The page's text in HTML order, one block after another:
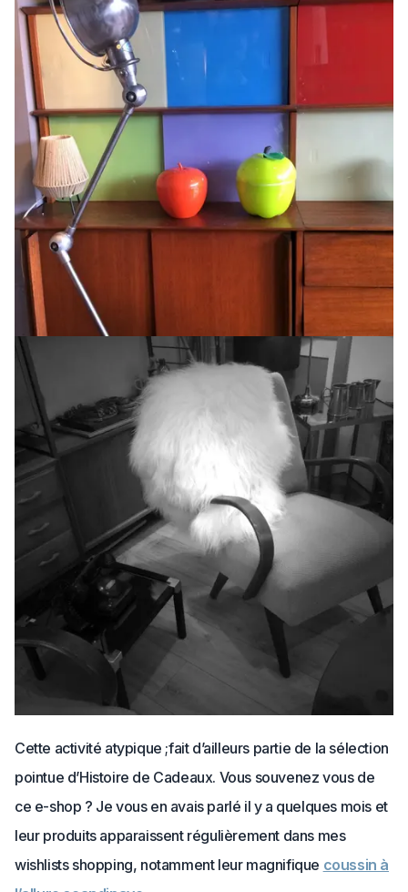
Cette activité atypique ;fait d’ailleurs partie de la sélection
pointue d’Histoire de Cadeaux. Vous souvenez vous de
ce e-shop ? Je vous en avais parlé il y a quelques mois et
leur produits apparaissent régulièrement dans mes
wishlists shopping, notamment leur magnifique coussin à